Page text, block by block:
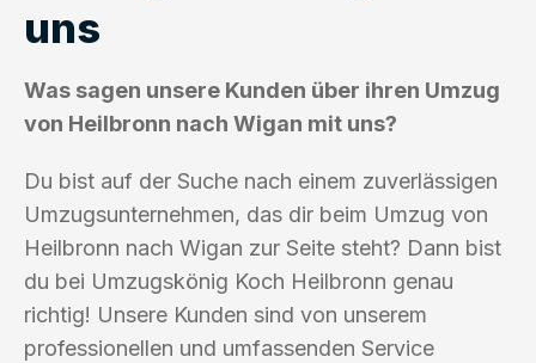
uns
Was sagen unsere Kunden über ihren Umzug
von Heilbronn nach Wigan mit uns?
Du bist auf der Suche nach einem zuverlässigen
Umzugsunternehmen, das dir beim Umzug von
Heilbronn nach Wigan zur Seite steht? Dann bist
du bei Umzugskönig Koch Heilbronn genau
richtig! Unsere Kunden sind von unserem
professionellen und umfassenden Service